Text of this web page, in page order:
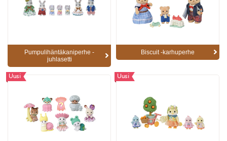
Pumpulihäntäkaniperhe -
juhlasetti
Biscuit -karhuperhe
Uusi Uusi